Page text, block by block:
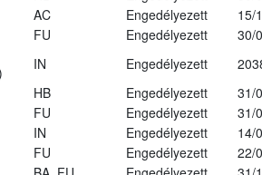
AC Engedélyezett
15/
FU Engedélyezett
30/
IN Engedélyezett
HB Engedélyezett
31/
FU Engedélyezett
31/
IN Engedélyezett
14/
FU Engedélyezett
22/